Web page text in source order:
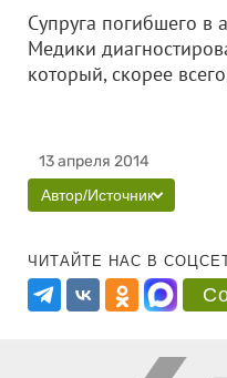
Супруга погибшего в
Медики
который, скорее
13 апреля 2014
Автор/Источник
ЧИТАЙТЕ НАС В